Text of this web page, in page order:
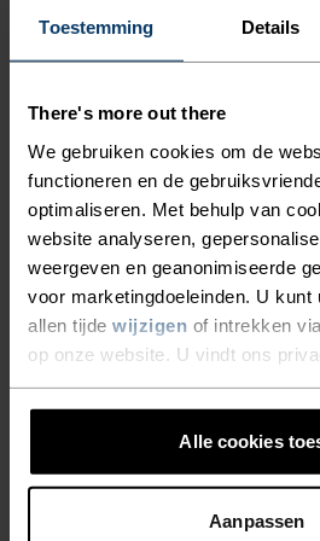
Toestemming Details
There's more out there
We gebruiken cookies om de
functioneren en de
optimaliseren. Met behulp van
website analyseren,
weergeven en geanonimiseerde
voor marketingdoeleinden. U kunt
allen tijde wijzigen of intrekken
op onze website. U vindt ons
Alle cookies
Aanpassen
KINDEREN WARM
COMFORTABEL
OPWINDENDE
AVONTUREN OF
BLIJF DEZE
BUITEN MET HET
MET DE ACTIVE
KIDS-
LANGE MOUWEN
ACTIVITEITSNIVEAU
SOORT ACTIVITEIT
WAT DAN OOK MATIGE INTENSITEIT
Skiën & Snow
MATERIAALSPECIFICATIE
SYNTHETISCH
Synthetisch - voelt als een tweede
uitzonderlijk licht, uitstekend
lichaamstemperatuur te